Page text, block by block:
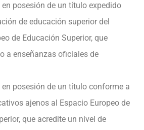
en posesión de un título expedido
de educación superior del
de Educación Superior, que
a enseñanzas oficiales de
en posesión de un título conforme a
ajenos al Espacio Europeo de
que acredite un nivel de